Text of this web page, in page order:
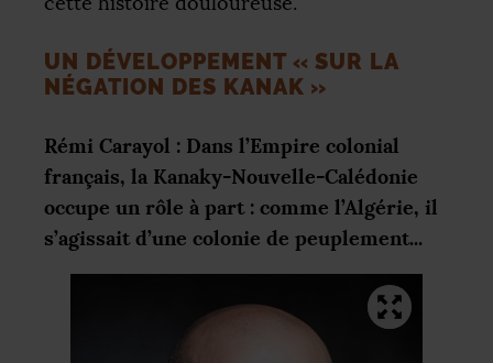
UN DÉVELOPPEMENT « SUR LA
NÉGATION DES KANAK »
Rémi Carayol : Dans l’Empire colonial
français, la Kanaky-Nouvelle-Calédonie
occupe un rôle à part : comme l’Algérie, il
s’agissait d’une colonie de peuplement...